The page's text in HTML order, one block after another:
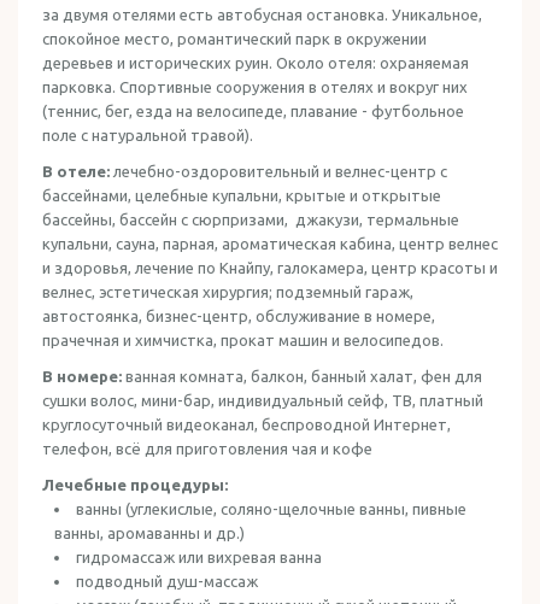
за двумя отелями есть автобусная остановка. Уникальное,
спокойное место, романтический парк в окружении
деревьев и исторических руин. Около отеля: охраняемая
парковка. Спортивные сооружения в отелях и вокруг них
(теннис, бег, езда на велосипеде, плавание - футбольное
поле с натуральной травой).
В отеле: лечебно-оздоровительный и велнес-центр с
бассейнами, целебные купальни, крытые и открытые
бассейны, бассейн с сюрпризами, джакузи, термальные
купальни, сауна, парная, aрoмaтическая кабина, центр велнес
и здоровья, лечение по Кнайпу, галокамера, центр красоты и
велнес, эстетическая хирургия; подземный гараж,
автостоянка, бизнес-центр, обслуживание в номере,
прачечная и химчистка, прокат машин и велосипедов.
В номере: ванная комната, балкон, банный халат, фен для
сушки волос, мини-бар, индивидуальный сейф, ТВ, платный
круглосуточный видеоканал, беспроводной Интернет,
телефон, всё для приготовления чая и кофе
Лечебные процедуры:
ванны (углекислые, соляно-щелочные ванны, пивные
ванны, аромаванны и др.)
гидромассаж или вихревая ванна
подводный душ-массаж